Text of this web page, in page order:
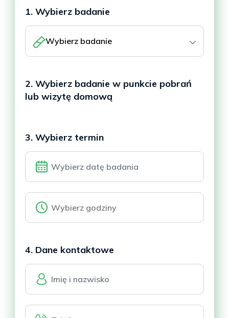
1. Wybierz badanie
Wybierz badanie
2. Wybierz badanie w punkcie pobrań
lub wizytę domową
3. Wybierz termin
4. Dane kontaktowe